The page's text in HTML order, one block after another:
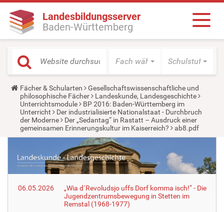
Landesbildungsserver
Baden-Württemberg
Fach wählen Schulstufe
Y
o
u
a
r
e
h
e
:
Fächer & Schularten
Gesellschaftswissenschaftliche und
philosophische Fächer
Landeskunde, Landesgeschichte
Unterrichtsmodule
BP 2016: Baden-Württemberg im
Unterricht
Der industrialisierte Nationalstaat - Durchbruch
der Moderne
Der „Sedantag“ in Rastatt – Ausdruck einer
gemeinsamen Erinnerungskultur im Kaiserreich?
ab8.pdf
06.05.2026
„Wia d´Revoludsjo uffs Dorf komma isch!“ - Die
Jugendzentrumsbewegung in Stetten im
Remstal (1968-1977)